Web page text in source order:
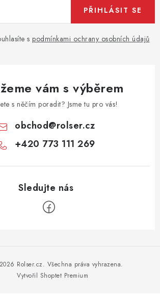
s podmínkami ochrany osobních údajů
PŘIHLÁSIT SE
vám s výběrem
s něčím poradit? Jsme tu pro vás!
obchod@rolser.cz
+420 773 111 269
Vytvořil Shoptet Premium
Rolser.cz. Všechna práva vyhrazena.